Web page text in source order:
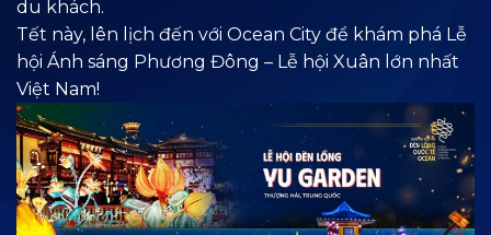
du khách.
Tết này, lên lịch đến với Ocean City để khám phá Lễ
hội Ánh sáng Phương Đông – Lễ hội Xuân lớn nhất
Việt Nam!